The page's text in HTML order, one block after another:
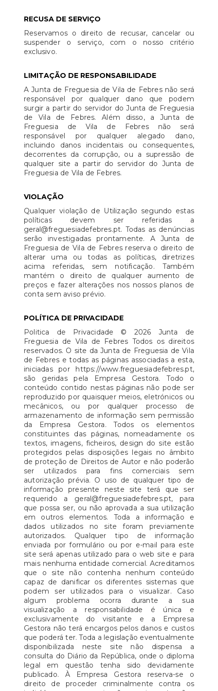
RECUSA DE SERVIÇO
Reservamos o direito de recusar, cancelar ou
suspender o serviço, com o nosso critério
exclusivo.
LIMITAÇÃO DE RESPONSABILIDADE
A Junta de Freguesia de Vila de Febres não será
responsável por qualquer dano que podem
surgir a partir do servidor do Junta de Freguesia
de Vila de Febres. Além disso, a Junta de
Freguesia de Vila de Febres não será
responsável por qualquer alegado dano,
incluindo danos incidentais ou consequentes,
decorrentes da corrupção, ou a supressão de
qualquer site a partir do servidor do Junta de
Freguesia de Vila de Febres.
VIOLAÇÃO
Qualquer violação de Utilização segundo estas
políticas devem ser referidas a
geral@freguesiadefebres.pt. Todas as denúncias
serão investigadas prontamente. A Junta de
Freguesia de Vila de Febres reserva o direito de
alterar uma ou todas as políticas, diretrizes
acima referidas, sem notificação. Também
mantém o direito de qualquer aumento de
preços e fazer alterações nos nossos planos de
conta sem aviso prévio.
POLÍTICA DE PRIVACIDADE
Politica de Privacidade © 2026 Junta de
Freguesia de Vila de Febres Todos os direitos
reservados. O site da Junta de Freguesia de Vila
de Febres e todas as páginas associadas a esta,
iniciadas por https://www.freguesiadefebres.pt,
são geridas pela Empresa Gestora. Todo o
conteúdo contido nestas páginas não pode ser
reproduzido por quaisquer meios, eletrónicos ou
mecânicos, ou por qualquer processo de
armazenamento de informação sem permissão
da Empresa Gestora. Todos os elementos
constituintes das páginas, nomeadamente os
textos, imagens, ficheiros, design do site estão
protegidos pelas disposições legais no âmbito
de proteção de Direitos de Autor e não poderão
ser utilizados para fins comerciais sem
autorização prévia. O uso de qualquer tipo de
informação presente neste site terá que ser
requerido a geral@freguesiadefebres.pt, para
que possa ser, ou não aprovada a sua utilização
em outros elementos. Toda a informação e
dados utilizados no site foram previamente
autorizados. Qualquer tipo de informação
enviada por formulário ou por e-mail para este
site será apenas utilizado para o web site e para
mais nenhuma entidade comercial. Acreditamos
que o site não contenha nenhum conteúdo
capaz de danificar os diferentes sistemas que
podem ser utilizados para o visualizar. Caso
algum problema ocorra durante a sua
visualização a responsabilidade é única e
exclusivamente do visitante e a Empresa
Gestora não terá encargos pelos danos e custos
que poderá ter. Toda a legislação eventualmente
disponibilizada neste site não dispensa a
consulta do Diário da República, onde o diploma
legal em questão tenha sido devidamente
publicado. À Empresa Gestora reserva-se o
direito de proceder criminalmente contra os